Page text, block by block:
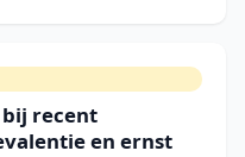
recent
en ernst